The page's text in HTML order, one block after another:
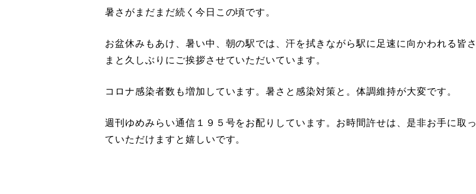
暑さがまだまだ続く今日この頃です。
お盆休みもあけ、暑い中、朝の駅では、汗を拭きながら駅に足速に向かわれる皆さ
まと久しぶりにご挨拶させていただいています。
コロナ感染者数も増加しています。暑さと感染対策と。体調維持が大変です。
週刊ゆめみらい通信１９５号をお配りしています。お時間許せは、是非お手に取っ
ていただけますと嬉しいです。